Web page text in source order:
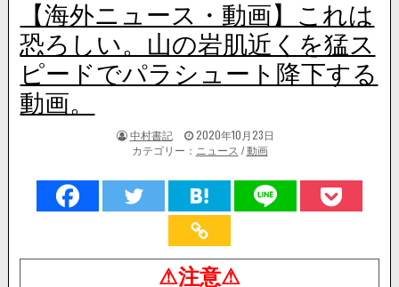
【海外ニュース・動画】これは
恐ろしい。山の岩肌近くを猛ス
ピードでパラシュート降下する
動画。
著
者:
中村書記
掲
載
2020年10月23日
カテゴリー： ニュース /動画
⚠注意⚠